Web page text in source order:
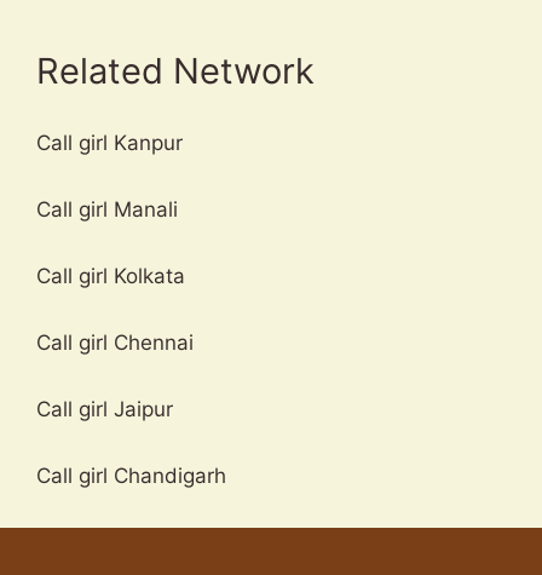
Related Network
Call girl Kanpur
Call girl Manali
Call girl Kolkata
Call girl Chennai
Call girl Jaipur
Call girl Chandigarh